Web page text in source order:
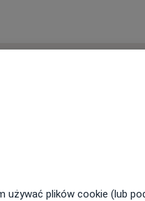
używać plików cookie (lub